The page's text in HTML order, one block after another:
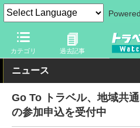
カテゴリ 過去記事
トラベル Watch 企業・政府・官庁
ニュース
Go To トラベル、地域共
の参加申込を受付中